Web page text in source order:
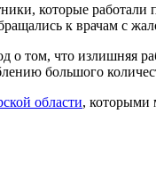
которые
к врачам с
о том, что излишняя
большого
области, которыми